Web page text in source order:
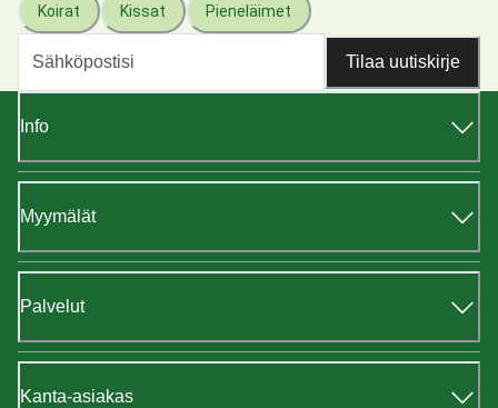
Koirat Kissat Pieneläimet
Tilaa uutiskirje
Info
Myymälät
Palvelut
Kanta-asiakas